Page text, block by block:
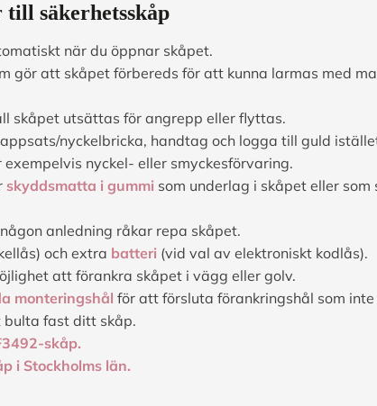
säkerhetsskåp
när du öppnar skåpet.
gör att skåpet förbereds för att kunna larmas med
skåpet utsättas för angrepp eller flyttas.
nyckelbricka, handtag och logga till guld
nyckel- eller smyckesförvaring.
skyddsmatta i gummi som underlag i skåpet eller
anledning råkar repa skåpet.
och extra batteri (vid val av elektroniskt kodlås).
att förankra skåpet i vägg eller golv.
monteringshål för att försluta förankringshål som
fast ditt skåp.
skåp.
i Stockholms län.